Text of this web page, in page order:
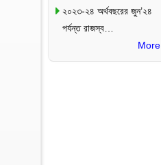
২০২৩-২৪ অর্থবছরের জুন’২৪
পর্যন্ত রাজস্ব…
More..